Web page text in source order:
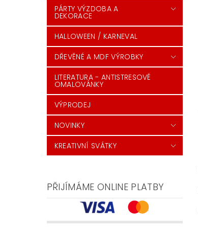
PÁRTY VÝZDOBA A
DEKORACE
HALLOWEEN / KARNEVAL
DŘEVĚNÉ A MDF VÝROBKY
LITERATURA - ANTISTRESOVÉ
OMALOVÁNKY
VÝPRODEJ
NOVINKY
KREATIVNÍ SVÁTKY
PŘIJÍMÁME ONLINE PLATBY